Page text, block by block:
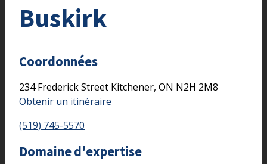
Buskirk
Coordonnées
234 Frederick Street Kitchener, ON N2H 2M8
Obtenir un itinéraire
(519) 745-5570
Domaine d'expertise